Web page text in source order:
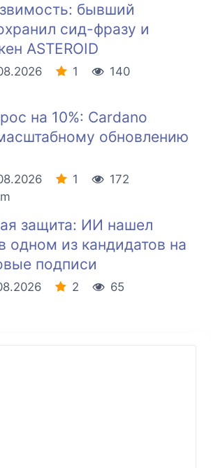
бывший
сид-фразу и
ASTEROID
1
140
на 10%: Cardano
обновлению
1
172
защита: ИИ нашел
одном из кандидатов на
подписи
2
65